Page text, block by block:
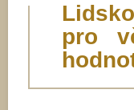
pro